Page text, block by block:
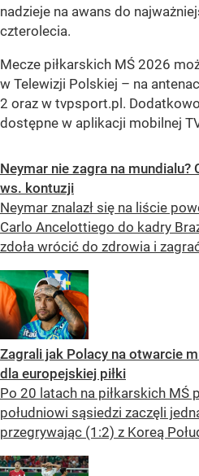
nadzieje na awans do
czterolecia.
Mecze piłkarskich MŚ 2026
w Telewizji Polskiej – na
2 oraz w tvpsport.pl.
dostępne w aplikacji mobilnej
Neymar nie zagra na mundialu?
ws. kontuzji
Neymar znalazł się na liście
Carlo Ancelottiego do kadry
zdoła wrócić do zdrowia i
Zagrali jak Polacy na otwarcie
dla europejskiej piłki
Po 20 latach na piłkarskich MŚ
południowi sąsiedzi zaczęli
przegrywając (1:2) z Koreą